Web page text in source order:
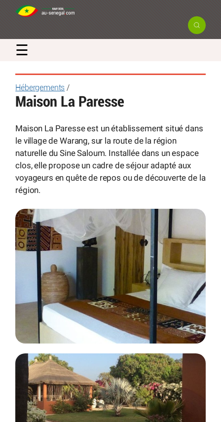
☰
Hébergements /
Maison La Paresse
Maison La Paresse est un établissement situé dans
le village de Warang, sur la route de la région
naturelle du Sine Saloum. Installée dans un espace
clos, elle propose un cadre de séjour adapté aux
voyageurs en quête de repos ou de découverte de la
région.